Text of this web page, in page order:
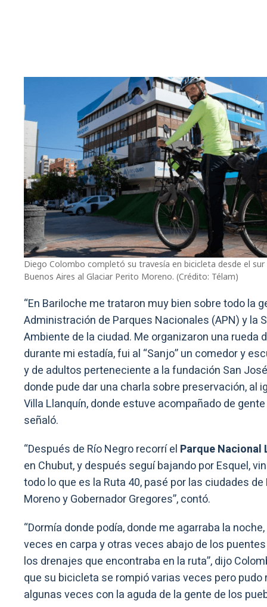
Diego Colombo completó su travesía en bicicleta desde el sur
Buenos Aires al Glaciar Perito Moreno. (Crédito: Télam)
“En Bariloche me trataron muy bien sobre todo la
Administración de Parques Nacionales (APN) y la
Ambiente de la ciudad. Me organizaron una rueda
durante mi estadía, fui al “Sanjo” un comedor y
y de adultos perteneciente a la fundación San
donde pude dar una charla sobre preservación, al
Villa Llanquín, donde estuve acompañado de gente
señaló.
“Después de Río Negro recorrí el Parque Nacional
en Chubut, y después seguí bajando por Esquel,
todo lo que es la Ruta 40, pasé por las ciudades de
Moreno y Gobernador Gregores”, contó.
“Dormía donde podía, donde me agarraba la
veces en carpa y otras veces abajo de los
los drenajes que encontraba en la ruta”, dijo
que su bicicleta se rompió varias veces pero pudo
algunas veces con la aguda de la gente de los